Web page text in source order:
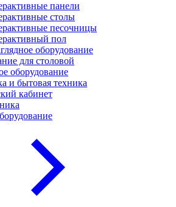
панели
столы
песочницы
пол
оборудование
для столовой
оборудование
и бытовая техника
кабинет